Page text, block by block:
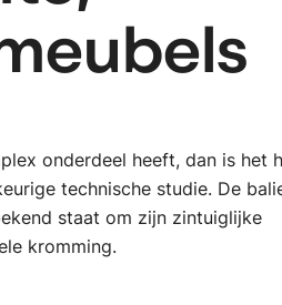
onderdeel heeft, dan is het
technische studie. De
staat om zijn zintuiglijke
kromming.